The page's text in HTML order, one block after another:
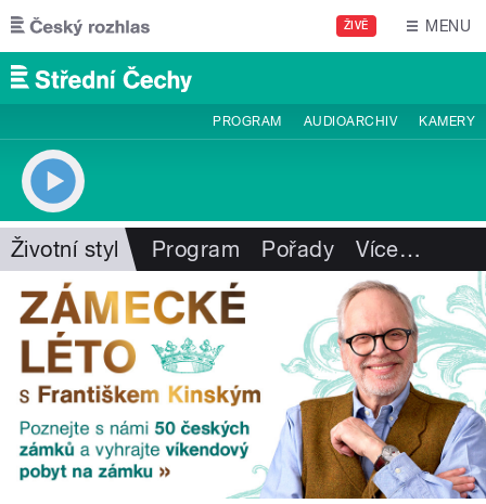
Přejít k hlavnímu obsahu
ŽIVĚ MENU
PROGRAM AUDIOARCHIV KAMERY
Životní styl Program Pořady Více…